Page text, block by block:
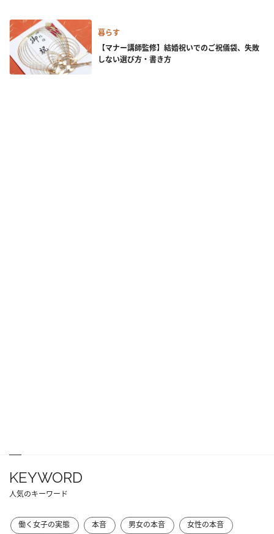
暮らす
【マナー講師監修】結婚祝いでのご祝儀袋、失敗
しない選び方・書き方
KEYWORD
人気のキーワード
働く女子の実態 本音 男女の本音
女性の本音